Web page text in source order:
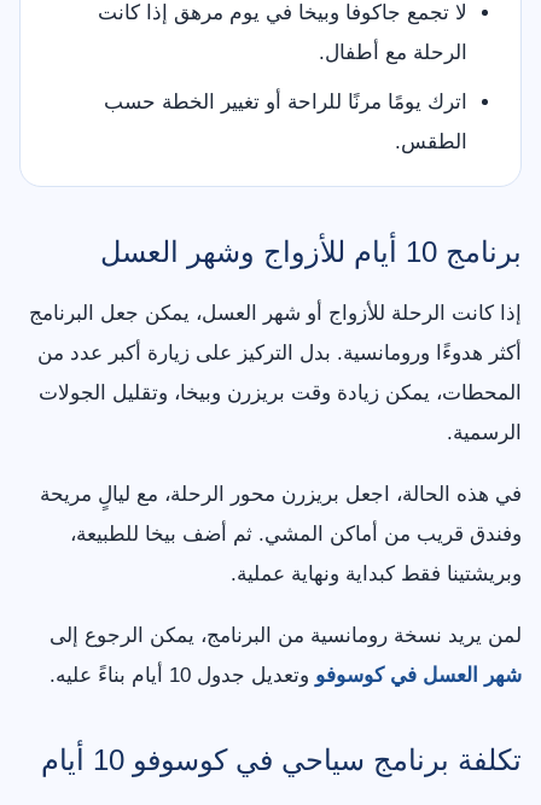
لا تجمع جاكوفا وبيخا في يوم مرهق إذا كانت
الرحلة مع أطفال.
اترك يومًا مرنًا للراحة أو تغيير الخطة حسب
الطقس.
برنامج 10 أيام للأزواج وشهر العسل
إذا كانت الرحلة للأزواج أو شهر العسل، يمكن جعل البرنامج
أكثر هدوءًا ورومانسية. بدل التركيز على زيارة أكبر عدد من
المحطات، يمكن زيادة وقت بريزرن وبيخا، وتقليل الجولات
الرسمية.
في هذه الحالة، اجعل بريزرن محور الرحلة، مع ليالٍ مريحة
وفندق قريب من أماكن المشي. ثم أضف بيخا للطبيعة،
وبريشتينا فقط كبداية ونهاية عملية.
لمن يريد نسخة رومانسية من البرنامج، يمكن الرجوع إلى
شهر العسل في كوسوفو وتعديل جدول 10 أيام بناءً عليه.
تكلفة برنامج سياحي في كوسوفو 10 أيام